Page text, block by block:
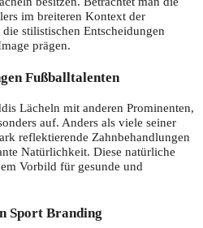
im breiteren Kontext der
stilistischen Entscheidungen
prägen.
Fußballtalenten
Lächeln mit anderen Prominenten,
auf. Anders als viele seiner
reflektierende Zahnbehandlungen
Natürlichkeit. Diese natürliche
Vorbild für gesunde und
Sport Branding